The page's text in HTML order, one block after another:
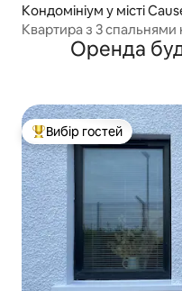
Кондомініум у місті
ns
Квартира з 3
ПортстюартіОренда
Топ вибір гостей
Вибір гостей